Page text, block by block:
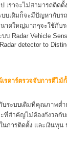
ราจะไม่สามารถติด
บเดิมก็จะมีปัญหากับ
าดใหญ่มากๆจะใช้กับ
Radar Vehicle
detector to
รดาร์ตรวจจับการตีไ
บระบบเดิมที่คุณภาพต่
ะที่สำคัญไม่ต้องกังวลกั
นการติดตั้ง และเงินทุน